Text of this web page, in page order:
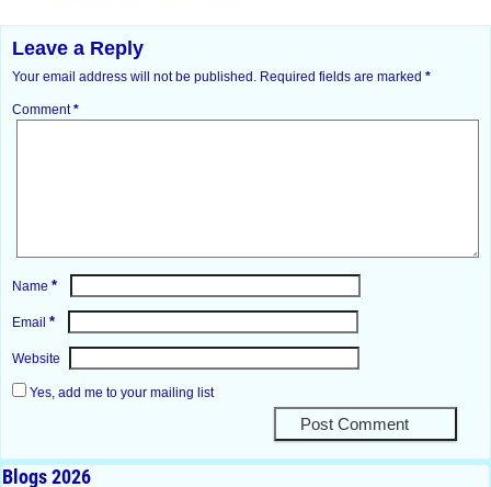
Leave a Reply
Your email address will not be published. Required fields are marked *
Comment*
Name *
Email *
Website
Yes, add me to your mailing list
Blogs 2026